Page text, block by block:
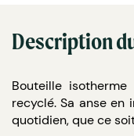
Description
Bouteille
recyclé. Sa anse en
quotidien, que ce